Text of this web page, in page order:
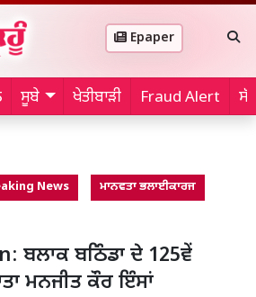
Epaper
ਸੂਬੇ ਖੇਤੀਬਾੜੀ Fraud Alert
News
ਮਾਨਵਤਾ ਭਲਾਈਕਾਰਜ
ਬਲਾਕ ਬਠਿੰਡਾ ਦੇ 125ਵੇਂ
ਮਨਜੀਤ ਕੌਰ ਇੰਸਾਂ